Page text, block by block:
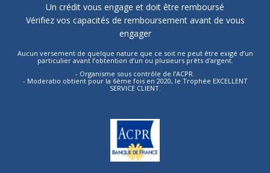
Un crédit vous engage et doit être remboursé
Vérifiez vos capacités de remboursement avant de vous
engager
Aucun versement de quelque nature que ce soit ne peut être exigé d’un
particulier avant l’obtention d’un ou plusieurs prêts d'argent.
- Organisme sous contrôle de l’ACPR.
- Moderatio obtient pour la 6ème fois en 2020, le Trophée EXCELLENT
SERVICE CLIENT.